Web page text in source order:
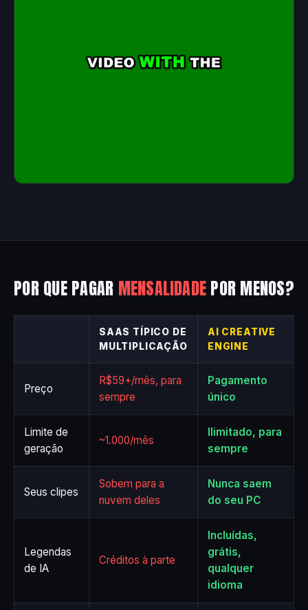
POR QUE PAGAR MENSALIDADEPOR MENOS?
SAAS TÍPICO DE
MULTIPLICAÇÃO
AI CREATIVE
ENGINE
Preço
R$59+/mês, para
sempre
Pagamento
único
Limite de
geração
~1.000/mês
Ilimitado, para
sempre
Seus clipes
Sobem para a
nuvem deles
Nunca saem
do seu PC
Legendas
de IA
Créditos à parte
Incluídas,
grátis,
qualquer
idioma